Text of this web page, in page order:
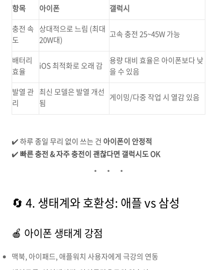
항목 아이폰
갤럭시
충전 속
도
상대적으로 느림 (최대
20W대)
고속 충전 25~45W 가능
배터리
효율
iOS 최적화로 오래 감
용량 대비 효율은 아이폰보다 낮
을 수 있음
발열 관
리
최신 모델은 발열 개선
됨
게이밍/다중 작업 시 열감 있음
✔️ 하루 종일 무리 없이 쓰는 건 아이폰이 안정적
✔️빠른 충전 & 자주 충전이 괜찮다면 갤럭시도 OK
🔄 4. 생태계와 호환성: 애플 vs 삼성
🍎 아이폰 생태계 강점
맥북, 아이패드, 애플워치 사용자에게 극강의 연동